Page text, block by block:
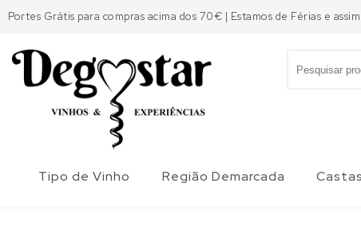
Portes Grátis para compras acima dos 70€ | Estamos de Férias e
Tipo de Vinho Região Demarcada Castas